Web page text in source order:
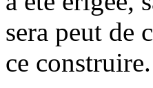
sera peut de
ce construire.